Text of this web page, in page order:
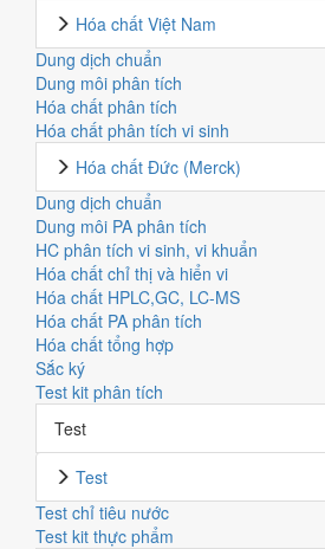
Hóa chất Việt Nam
Dung dịch chuẩn
Dung môi phân tích
Hóa chất phân tích
Hóa chất phân tích vi sinh
Hóa chất Đức (Merck)
Dung dịch chuẩn
Dung môi PA phân tích
HC phân tích vi sinh, vi khuẩn
Hóa chất chỉ thị và hiển vi
Hóa chất HPLC,GC, LC-MS
Hóa chất PA phân tích
Hóa chất tổng hợp
Sắc ký
Test kit phân tích
Test
Test
Test chỉ tiêu nước
Test kit thực phẩm